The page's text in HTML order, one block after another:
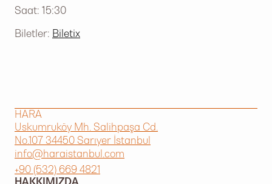
Saat: 15:30
Biletler: Biletix
HARA
Uskumruköy Mh. Salihpaşa Cd.
No.107 34450 Sarıyer İstanbul
info@haraistanbul.com
+90 (532) 669 4821
HAKKIMIZDA